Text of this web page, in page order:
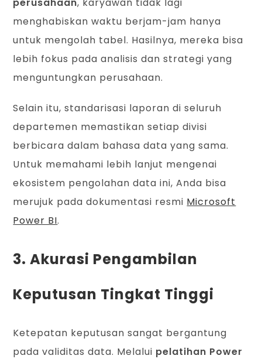
menghabiskan waktu berjam-jam hanya
untuk mengolah tabel. Hasilnya, mereka bisa
lebih fokus pada analisis dan strategi yang
menguntungkan perusahaan.
Selain itu, standarisasi laporan di seluruh
departemen memastikan setiap divisi
berbicara dalam bahasa data yang sama.
Untuk memahami lebih lanjut mengenai
ekosistem pengolahan data ini, Anda bisa
merujuk pada dokumentasi resmi Microsoft
Power BI.
3. Akurasi Pengambilan
Keputusan Tingkat Tinggi
Ketepatan keputusan sangat bergantung
pada validitas data. Melalui pelatihan Power